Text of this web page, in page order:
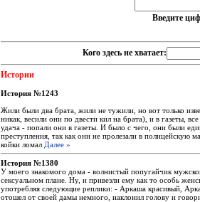
Введите
Кого здесь не хватает:
Истории
История №1243
Жили были два брата, жили не тужили, но вот только
никак, весили они по двести кил на брата), и в газеты,
удача - попали они в газеты. И было с чего, они были
преступления, так как они не пролезали в
койки ломал Далее »
История №1380
У моего знакомого дома - волнистый попугайчик
сексуальном плане. Ну, и привезли ему как то особь
употребляя следующие реплики: - Аркаша красивый,
отошел от своей дамы немного, наклонил голову и